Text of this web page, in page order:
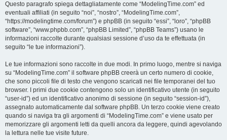
Questo paragrafo spiega dettagliatamente come “ModelingTime.com” ed
eventuali affiliati (in seguito “noi”, “nostro”, “ModelingTime.com”,
“https://modelingtime.com/forum”) e phpBB (in seguito “essi”, “loro”, “phpBB
software”, “www.phpbb.com”, “phpBB Limited”, “phpBB Teams”) usano le
informazioni raccolte durante qualsiasi sessione d’uso da te effettuata (in
seguito “le tue informazioni”).
Le tue informazioni sono raccolte in due modi. In primo luogo, mentre si naviga
su “ModelingTime.com” il software phpBB creerà un certo numero di cookie,
che sono piccoli file di testo che vengono scaricati nei file temporanei del tuo
browser. I primi due cookie contengono solo un identificativo utente (in seguito
“user-id”) ed un identificativo anonimo di sessione (in seguito “session-id”),
assegnato automaticamente dal software phpBB. Un terzo cookie viene creato
quando si naviga tra gli argomenti di “ModelingTime.com” e viene usato per
memorizzare gli argomenti letti da quelli ancora da leggere, quindi agevolando
la lettura nelle tue visite future.